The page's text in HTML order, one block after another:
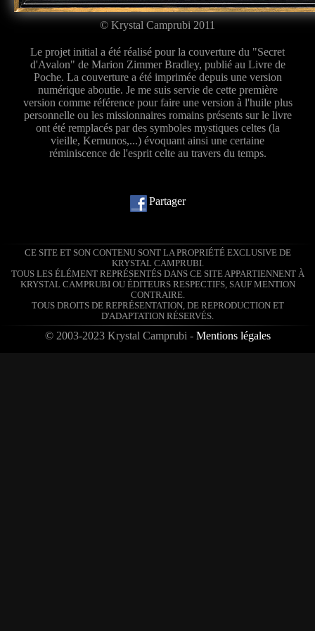
© Krystal Camprubi 2011
Le projet initial a été réalisé pour la couverture du "Secret
d'Avalon" de Marion Zimmer Bradley, publié au Livre de
Poche. La couverture a été imprimée depuis une version
numérique aboutie. Je me suis servie de cette première
version comme référence pour faire une version à l'huile plus
personnelle ou les missionnaires romains présents sur le livre
ont été remplacés par des symboles mystiques celtes (la
vieille, Kernunos,...) évoquant ainsi une certaine
réminiscence de l'esprit celte au travers du temps.
Partager
CE SITE ET SON CONTENU SONT LA PROPRIÉTÉ EXCLUSIVE DE
KRYSTAL CAMPRUBI.
TOUS LES ÉLÉMENT REPRÉSENTÉS DANS CE SITE APPARTIENNENT À
KRYSTAL CAMPRUBI OU ÉDITEURS RESPECTIFS, SAUF MENTION
CONTRAIRE.
TOUS DROITS DE REPRÉSENTATION, DE REPRODUCTION ET
D'ADAPTATION RÉSERVÉS.
© 2003-2023 Krystal Camprubi - Mentions légales